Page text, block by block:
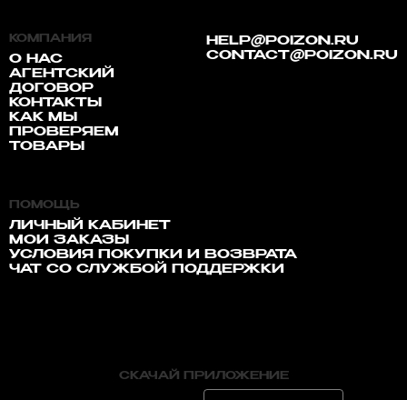
КОМПАНИЯ
О НАС
АГЕНТСКИЙ
ДОГОВОР
КОНТАКТЫ
КАК МЫ
ПРОВЕРЯЕМ
ТОВАРЫ
HELP@POIZON.RU
CONTACT@POIZON.RU
ПОМОЩЬ
ЛИЧНЫЙ КАБИНЕТ
МОИ ЗАКАЗЫ
УСЛОВИЯ ПОКУПКИ И ВОЗВРАТА
ЧАТ СО СЛУЖБОЙ ПОДДЕРЖКИ
СКАЧАЙ ПРИЛОЖЕНИЕ